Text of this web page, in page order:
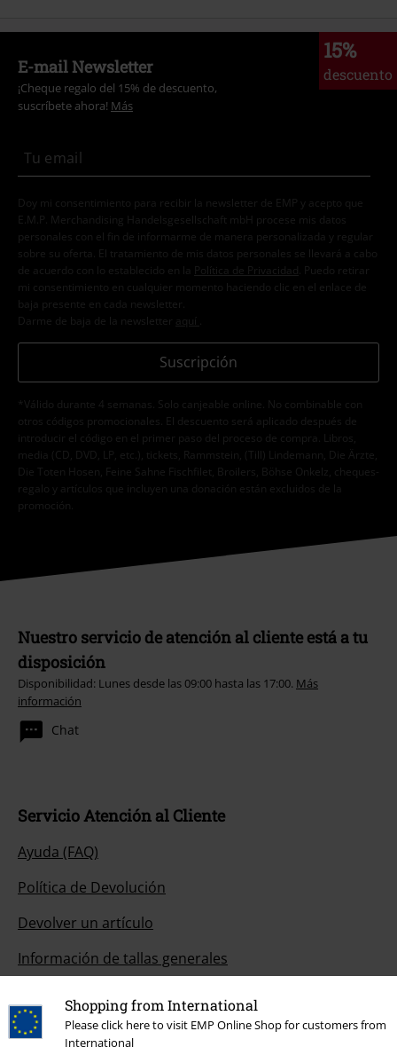
Shopping from International
Please click here to visit EMP Online Shop for customers from
International
15%
descuento
E-mail Newsletter
¡Cheque regalo del 15% de descuento,
suscríbete ahora! Más
Doy mi consentimiento para recibir la newsletter de EMP y acepto que
E.M.P. Merchandising Handelsgesellschaft mbH procese mis datos
personales con el fin de informarme de manera personalizada y regular
sobre su oferta. El tratamiento de mis datos personales se llevará a cabo
de acuerdo con lo establecido en la
Política de Privacidad . Puedo retirar
mi consentimiento en cualquier momento haciendo clic en el enlace de
baja presente en cada newsletter.
Darme de baja de la newsletter
aquí
Suscripción
*Válido durante 4 semanas. Solo canjeable online. No combinable con
otros códigos promocionales. El descuento será aplicado después de
introducir el código en el primer paso del proceso de compra. Libros,
media (CD, DVD, LP, etc.), tickets, Rammstein, (Till) Lindemann, Die Ärzte,
Die Toten Hosen, Feine Sahne Fischfilet, Broilers, Böhse Onkelz, cheques-
regalo y artículos que incluyen una donación están excluidos de la
promoción.
Nuestro servicio de atención al cliente está a tu
disposición
Disponibilidad: Lunes desde las 09:00 hasta las 17:00. Más
información
Chat
Servicio Atención al Cliente
Ayuda (FAQ)
Política de Devolución
Devolver un artículo
Información de tallas generales
Métodos de pago